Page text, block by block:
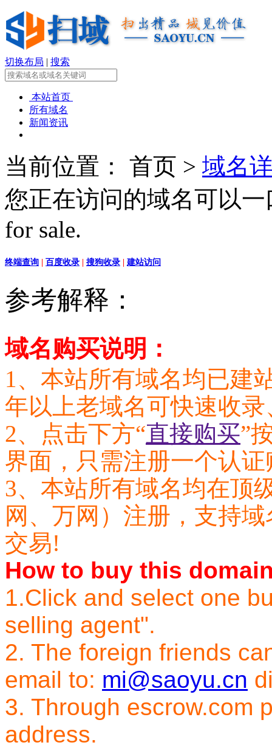
切换布局 | 搜索
本站首页
所有域名
新闻资讯
当前位置： 首页 > 域名
您正在访问的域名可以一
for sale.
终端查询 | 百度收录 | 搜狗收录 | 建站访问
参考解释：
域名购买说明：
1、本站所有域名均已建
年以上老域名可快速收
2、点击下方“直接购买”
界面，只需注册一个认
3、本站所有域名均在顶
网、万网）注册，支持
交易!
How to buy this
1.Click and select one
selling agent".
2. The foreign friends
email to: mi@saoyu.cn
3. Through escrow.com
address.